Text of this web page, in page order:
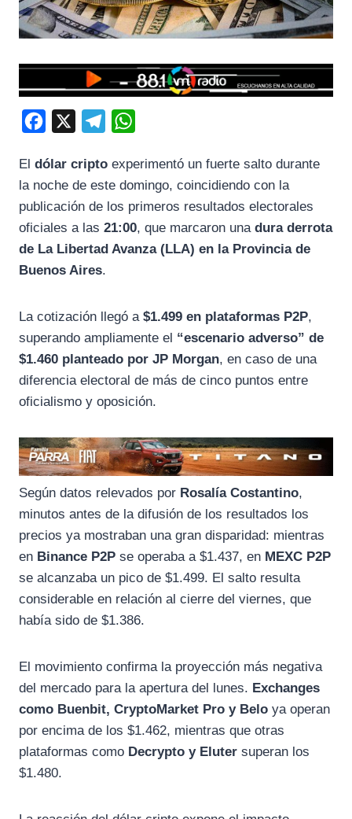
c
e
b
l
e
g
a
t
s
El dólar cripto experimentó un fuerte salto durante
la noche de este domingo, coincidiendo con la
publicación de los primeros resultados electorales
oficiales a las 21:00, que marcaron una dura derrota
de La Libertad Avanza (LLA) en la Provincia de
Buenos Aires.
La cotización llegó a $1.499 en plataformas P2P,
superando ampliamente el “escenario adverso” de
$1.460 planteado por JP Morgan, en caso de una
diferencia electoral de más de cinco puntos entre
oficialismo y oposición.
Según datos relevados por Rosalía Costantino,
minutos antes de la difusión de los resultados los
precios ya mostraban una gran disparidad: mientras
en Binance P2P se operaba a $1.437, en MEXC P2P
se alcanzaba un pico de $1.499. El salto resulta
considerable en relación al cierre del viernes, que
había sido de $1.386.
El movimiento confirma la proyección más negativa
del mercado para la apertura del lunes. Exchanges
como Buenbit, CryptoMarket Pro y Belo ya operan
por encima de los $1.462, mientras que otras
plataformas como Decrypto y Eluter superan los
$1.480.